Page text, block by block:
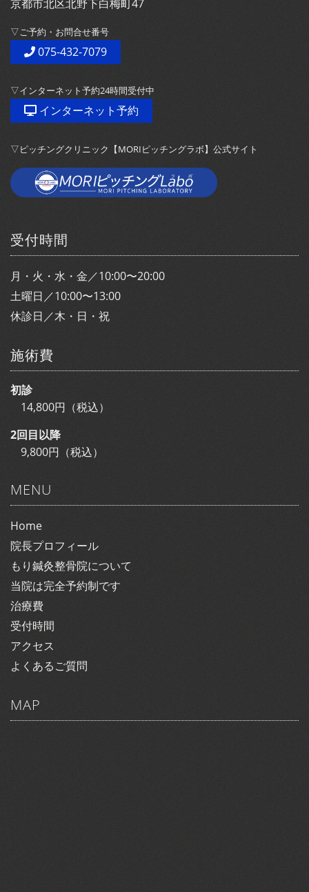
京都市北区北野下白梅町47
▽ご予約・お問合せ番号
075-432-7079
▽インターネット予約24時間受付中
インターネット予約
▽ピッチングクリニック【MORIピッチングラボ】公式サイト
受付時間
月・火・水・金／10:00〜20:00
土曜日／10:00〜13:00
休診日／木・日・祝
施術費
初診
14,800円（税込）
2回目以降
9,800円（税込）
MENU
Home
院長プロフィール
もり鍼灸整骨院について
当院は完全予約制です
治療費
受付時間
アクセス
よくあるご質問
MAP